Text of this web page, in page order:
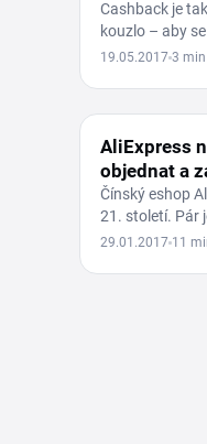
Cashback je
kouzlo – aby
zúčastnění
19.05.2017 3
NÁVOD NA
AliExpress
objednat a
Čínský eshop
21. století. Pár
kliknutími si
29.01.2017 11